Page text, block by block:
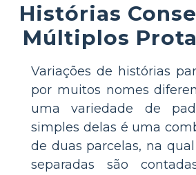
Histórias
Múltiplos
Variações de histórias
por muitos nomes
uma variedade de
simples delas é uma
de duas parcelas, na
separadas são